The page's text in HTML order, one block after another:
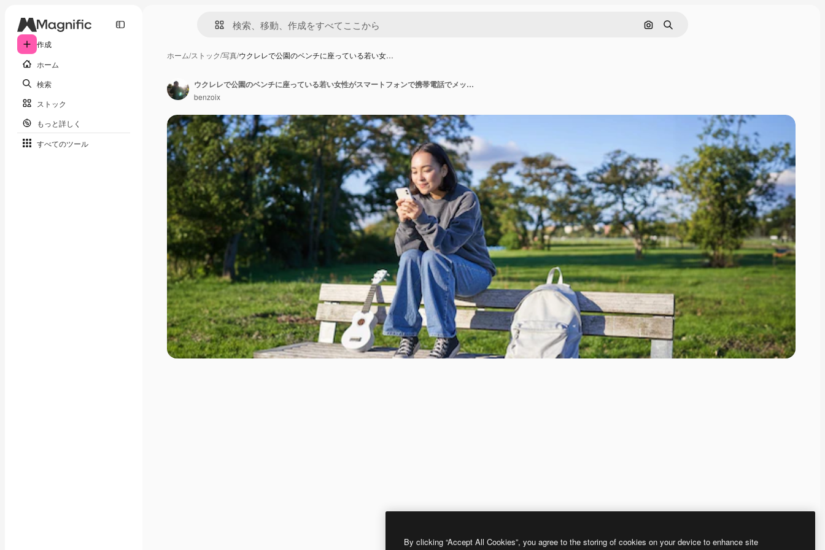
作成
ホーム
検索
ストック
もっと詳しく
すべてのツール
画像で検索
検索
ホーム/ストック/写真/ウクレレで公園のベンチに座っている若い女…
ウクレレで公園のベンチに座っている若い女性がスマートフォンで携帯電話でメッセージを読んでいる ⁇
benzoix
By clicking “Accept All Cookies”, you agree to the storing of cookies on your device to enhance site